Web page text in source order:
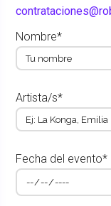
Nombre*
Artista/s*
Fecha del evento*